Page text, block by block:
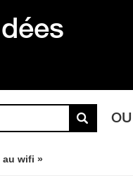
OU
au wifi »